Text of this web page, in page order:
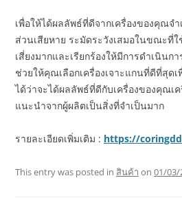
เพื่อให้ได้ผลลัพธ์ที่ดีจากเครื่องของคุณจ
ส่วนเสียหาย ระมัดระวังเสมอในขณะที่ใ
เสี่ยงมากและเรียกร้องให้มีการดำเนิน
ช่วยให้คุณเลือกเครื่องเจาะแกนที่ดีที่สุด
ได้ว่าจะได้ผลลัพธ์ที่ดีกับเครื่องของคุณเ
แนะนำจากผู้ผลิตเป็นสิ่งที่จำเป็นมาก
รายละเอียดเพิ่มเติม : https://
This entry was posted in สินค้า on 01/03/